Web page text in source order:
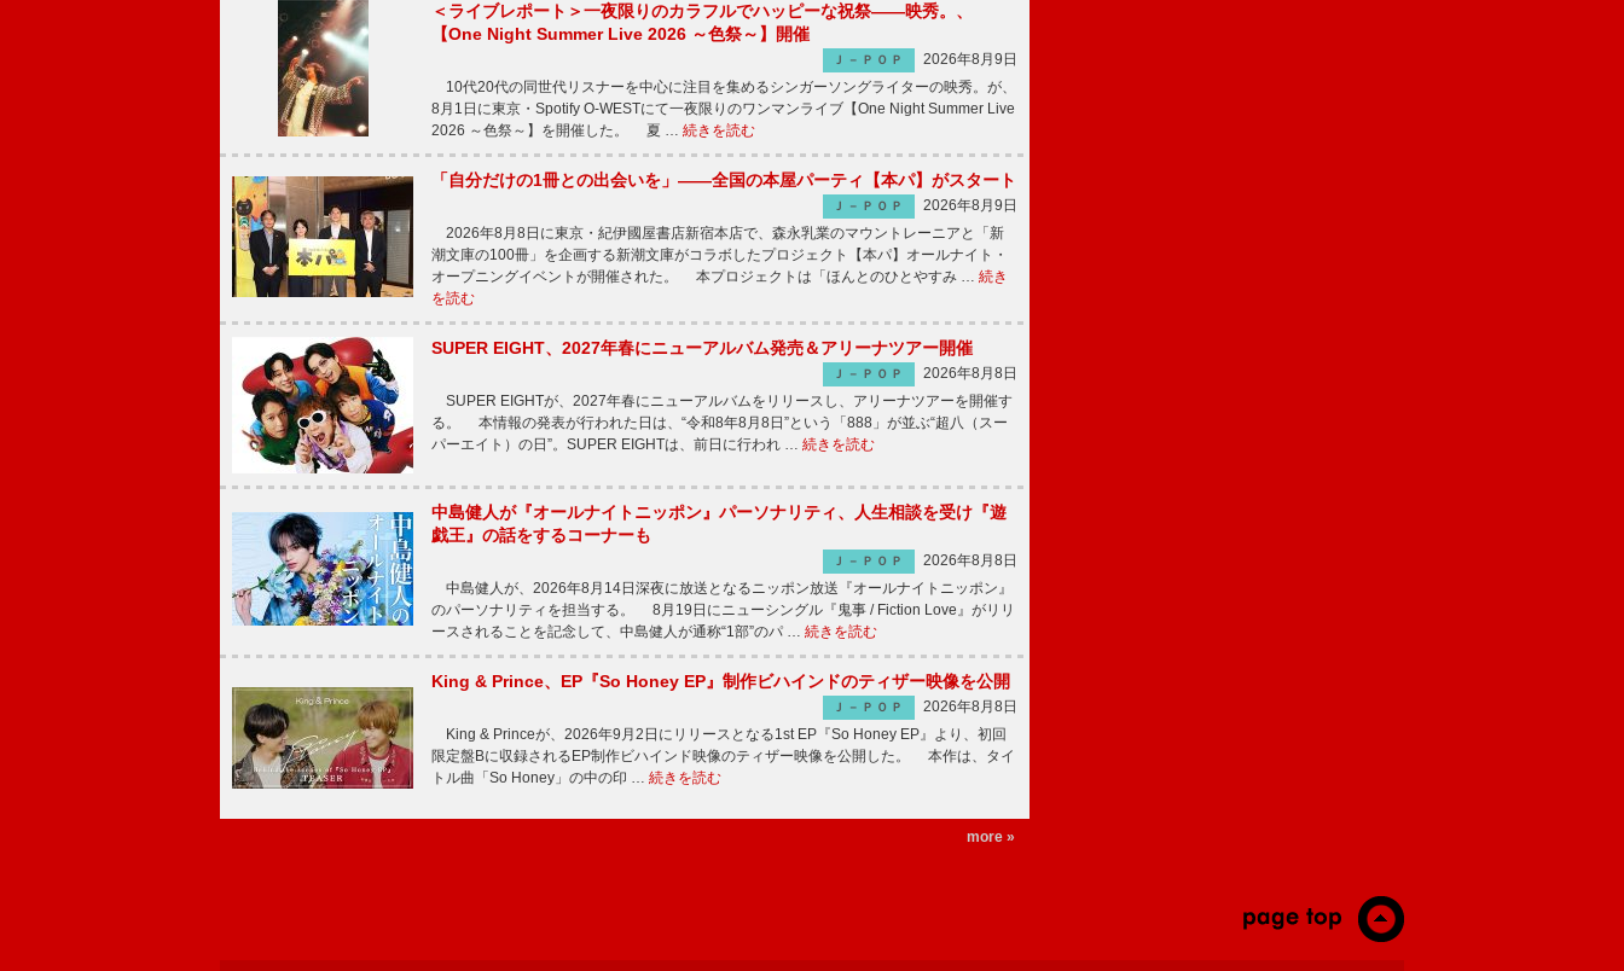
＜ライブレポート＞一夜限りのカラフルでハッピーな祝祭――映秀。、
【One Night Summer Live 2026 ～色祭～】開催
Ｊ－ＰＯＰ
2026年8月9日
10代20代の同世代リスナーを中心に注目を集めるシンガーソングライターの映秀。が、
8月1日に東京・Spotify O-WESTにて一夜限りのワンマンライブ【One Night Summer Live
2026 ～色祭～】を開催した。 夏 … 続きを読む
「自分だけの1冊との出会いを」――全国の本屋パーティ【本パ】がスタート
Ｊ－ＰＯＰ
2026年8月9日
2026年8月8日に東京・紀伊國屋書店新宿本店で、森永乳業のマウントレーニアと「新
潮文庫の100冊」を企画する新潮文庫がコラボしたプロジェクト【本パ】オールナイト・
オープニングイベントが開催された。 本プロジェクトは「ほんとのひとやすみ … 続き
を読む
SUPER EIGHT、2027年春にニューアルバム発売＆アリーナツアー開催
Ｊ－ＰＯＰ
2026年8月8日
SUPER EIGHTが、2027年春にニューアルバムをリリースし、アリーナツアーを開催す
る。 本情報の発表が行われた日は、“令和8年8月8日”という「888」が並ぶ“超八（スー
パーエイト）の日”。SUPER EIGHTは、前日に行われ … 続きを読む
中島健人が『オールナイトニッポン』パーソナリティ、人生相談を受け『遊
戯王』の話をするコーナーも
Ｊ－ＰＯＰ
2026年8月8日
中島健人が、2026年8月14日深夜に放送となるニッポン放送『オールナイトニッポン』
のパーソナリティを担当する。 8月19日にニューシングル『鬼事 / Fiction Love』がリリ
ースされることを記念して、中島健人が通称“1部”のパ … 続きを読む
King & Prince、EP『So Honey EP』制作ビハインドのティザー映像を公開
Ｊ－ＰＯＰ
2026年8月8日
King & Princeが、2026年9月2日にリリースとなる1st EP『So Honey EP』より、初回
限定盤Bに収録されるEP制作ビハインド映像のティザー映像を公開した。 本作は、タイ
トル曲「So Honey」の中の印 … 続きを読む
more »